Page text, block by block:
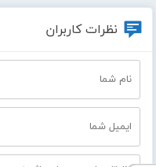
نظرات کاربران